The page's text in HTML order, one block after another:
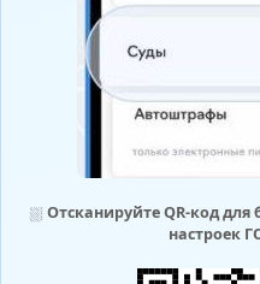
⛆ Отсканируйте QR-код для
настроек